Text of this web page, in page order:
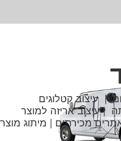
| עיצוב קטלוגים
| עיצוב אריזה למוצר
מכירתים | מיתוג מוצר